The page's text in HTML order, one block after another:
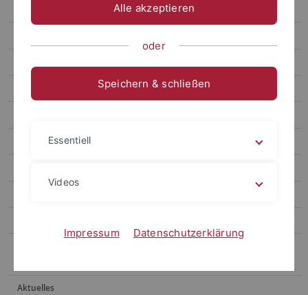
Sonja Maack-Schilling
Ehemalige MitarbeiterInnen
Aktuelles
Alle akzeptieren
oder
Speichern & schließen
Essentiell
Videos
Impressum Datenschutzerklärung